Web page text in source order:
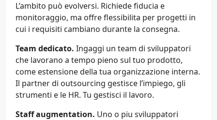
L’ambito può evolversi. Richiede fiducia e
monitoraggio, ma offre flessibilita per progetti in
cui i requisiti cambiano durante la consegna.
Team dedicato. Ingaggi un team di sviluppatori
che lavorano a tempo pieno sul tuo prodotto,
come estensione della tua organizzazione interna.
Il partner di outsourcing gestisce l’impiego, gli
strumenti e le HR. Tu gestisci il lavoro.
Staff augmentation. Uno o piu sviluppatori